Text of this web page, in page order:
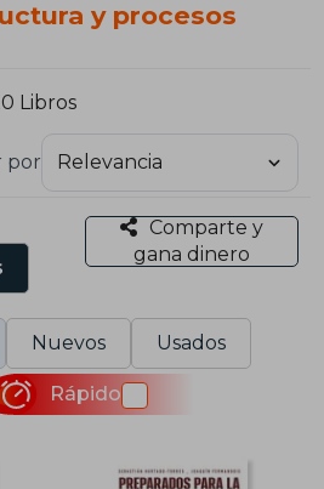
y procesos
Libros
por
Comparte y
gana dinero
Nuevos Usados
Rápido